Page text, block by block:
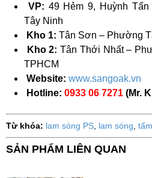
VP: 49 Hẻm 9, Huỳnh
Tây Ninh
Kho 1: Tân Sơn – Phường
Kho 2: Tân Thới Nhất –
TPHCM
Website: www.sangoak.vn
Hotline: 0933 06 7271 (Mr.
Từ khóa: lam sóng PS lam sóng
SẢN PHẨM LIÊN QUAN